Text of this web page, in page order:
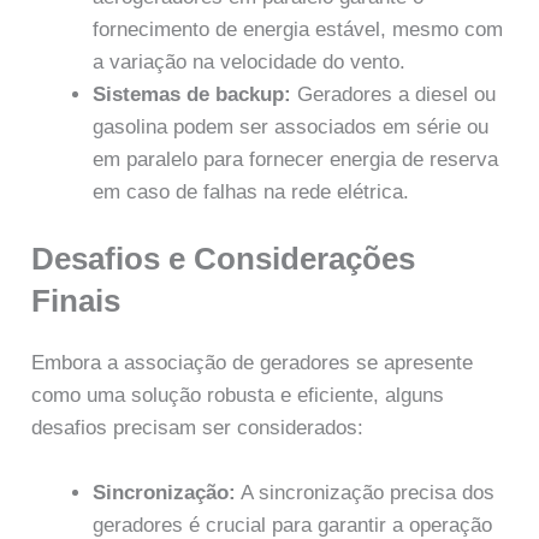
fornecimento de energia estável, mesmo com
a variação na velocidade do vento.
Sistemas de backup: Geradores a diesel ou
gasolina podem ser associados em série ou
em paralelo para fornecer energia de reserva
em caso de falhas na rede elétrica.
Desafios e Considerações
Finais
Embora a associação de geradores se apresente
como uma solução robusta e eficiente, alguns
desafios precisam ser considerados:
Sincronização: A sincronização precisa dos
geradores é crucial para garantir a operação